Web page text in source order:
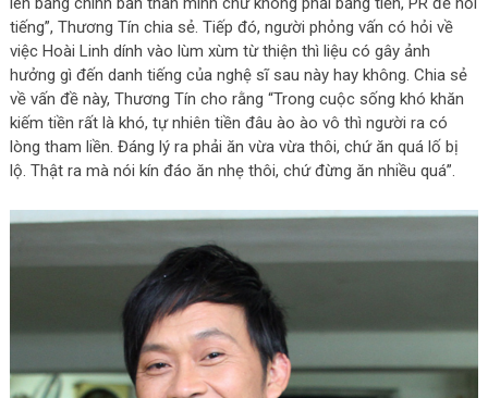
tiếng”, Thương Tín chia sẻ. Tiếp đó, người phỏng vấn có hỏi về
việc Hoài Linh dính vào lùm xùm từ thiện thì liệu có gây ảnh
hưởng gì đến danh tiếng của nghệ sĩ sau này hay không. Chia sẻ
về vấn đề này, Thương Tín cho rằng “Trong cuộc sống khó khăn
kiếm tiền rất là khó, tự nhiên tiền đâu ào ào vô thì người ra có
lòng tham liền. Đáng lý ra phải ăn vừa vừa thôi, chứ ăn quá lố bị
lộ. Thật ra mà nói kín đáo ăn nhẹ thôi, chứ đừng ăn nhiều quá”.